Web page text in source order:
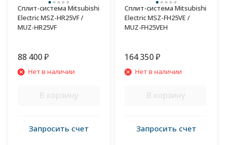
Сплит-система Mitsubishi
Electric MSZ-HR25VF /
MUZ-HR25VF
88 400 ₽
Нет в наличии
В корзину
Запросить счет
Сплит-система Mitsubishi
Electric MSZ-FH25VE /
MUZ-FH25VEH
164 350 ₽
Нет в наличии
В корзину
Запросить счет